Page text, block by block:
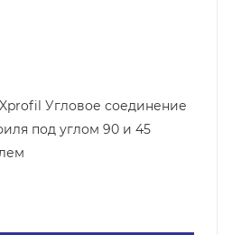
Угловое соединение
под углом 90 и 45